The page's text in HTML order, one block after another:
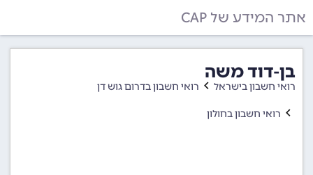
אתר המידע של CAP
בן-דוד משה
רואי חשבון בישראל רואי חשבון בדרום גוש דן
רואי חשבון בחולון